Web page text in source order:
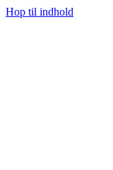
Hop til indhold